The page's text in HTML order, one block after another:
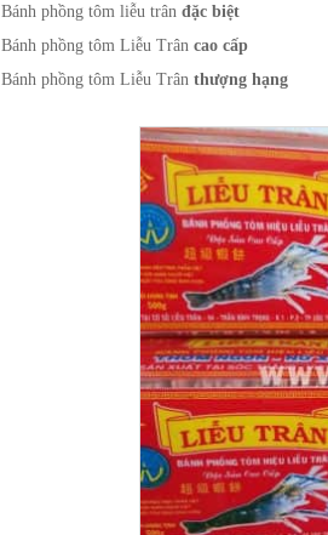
Bánh phồng tôm liễu trân đặc biệt
Bánh phồng tôm Liễu Trân cao cấp
Bánh phồng tôm Liễu Trân thượng hạng